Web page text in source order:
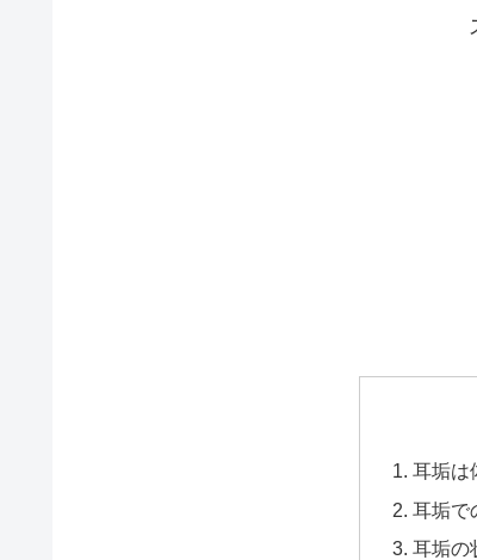
耳垢は
耳垢で
耳垢の